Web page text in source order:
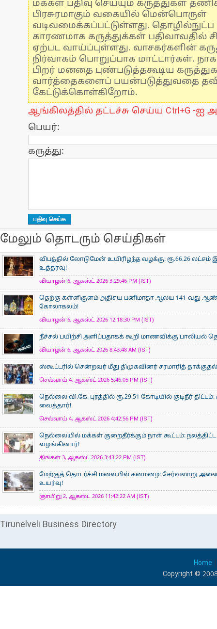
மக்கள் பதிவு செய்யும் கருத்துகள்
பிரசுரமாகும் வகையில் மென்பொருள்
வடிவமைக்கப்பட்டுள்ளது.
காரணமாக கருத்துக்கள் பதிவாவதில்
ஏற்பட வாய்ப்புள்ளது. வாசகர்களின்
நிர்வாகம் பொறுப்பாக மாட்டார்கள்.
பிறர் மனதை புண்படுத்தகூடிய
வார்த்தைகளைப் பயன்படுத்துவதை
கேட்டுக்கொள்கிறோம்.
ஆங்கிலத்தில் தட்டச்சு செய்ய Ctrl+G -ஐ
பெயர்:
கருத்து:
மேலும் தொடரும் செய்திகள்
விபத்தில் லோடுமேன் உயிரிழந்த வழக்கு: ரூ.66.26
உத்தரவு!
வியாழன் 6, ஆகஸ்ட் 2026 3:29:46 PM (IST)
தெற்கு கள்ளிகுளம் அதிசய பனிமாதா ஆலய 141-வது
கோலாகலம்!
வியாழன் 6, ஆகஸ்ட் 2026 12:18:30 PM (IST)
நீச்சல் பயிற்சி அளிப்பதாகக் கூறி மாணவிக்கு
வியாழன் 6, ஆகஸ்ட் 2026 8:43:48 AM (IST)
ஸ்கூட்டரில் சென்றவர் மீது திமுகவினர் சரமாரித்
செவ்வாய் 4, ஆகஸ்ட் 2026 5:46:05 PM (IST)
நெல்லை வி.கே. புரத்தில் ரூ.29.51 கோடியில் குடிநீர்
வைத்தார்!
செவ்வாய் 4, ஆகஸ்ட் 2026 4:42:56 PM (IST)
நெல்லையில் மக்கள் குறைதீர்க்கும் நாள் கூட்டம்:
வழங்கினார்!
திங்கள் 3, ஆகஸ்ட் 2026 3:43:22 PM (IST)
மேற்குத் தொடர்ச்சி மலையில் கனமழை: சேர்வலாறு அணை
உயர்வு!
ஞாயிறு 2, ஆகஸ்ட் 2026 11:42:22 AM (IST)
Tirunelveli Business Directory
Home
Copyright ©